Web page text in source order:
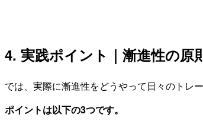
4. 実践ポイント｜漸進性の原
では、実際に漸進性をどうやって日々のトレ
ポイントは以下の3つです。